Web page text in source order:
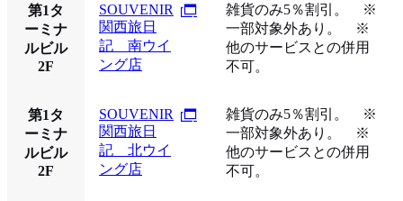
第1タ
ーミナ
ルビル
2F
SOUVENIR
関西旅日
記 南ウイ
ング店
雑貨のみ5％割引。 ※
一部対象外あり。 ※
他のサービスとの併用
不可。
第1タ
ーミナ
ルビル
2F
SOUVENIR
関西旅日
記 北ウイ
ング店
雑貨のみ5％割引。 ※
一部対象外あり。 ※
他のサービスとの併用
不可。